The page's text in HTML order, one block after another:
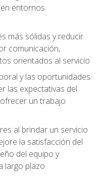
entornos
más sólidas y reducir
comunicación,
orientados al servicio
y las oportunidades
las expectativas del
un trabajo
al brindar un servicio
la satisfacción del
del equipo y
largo plazo